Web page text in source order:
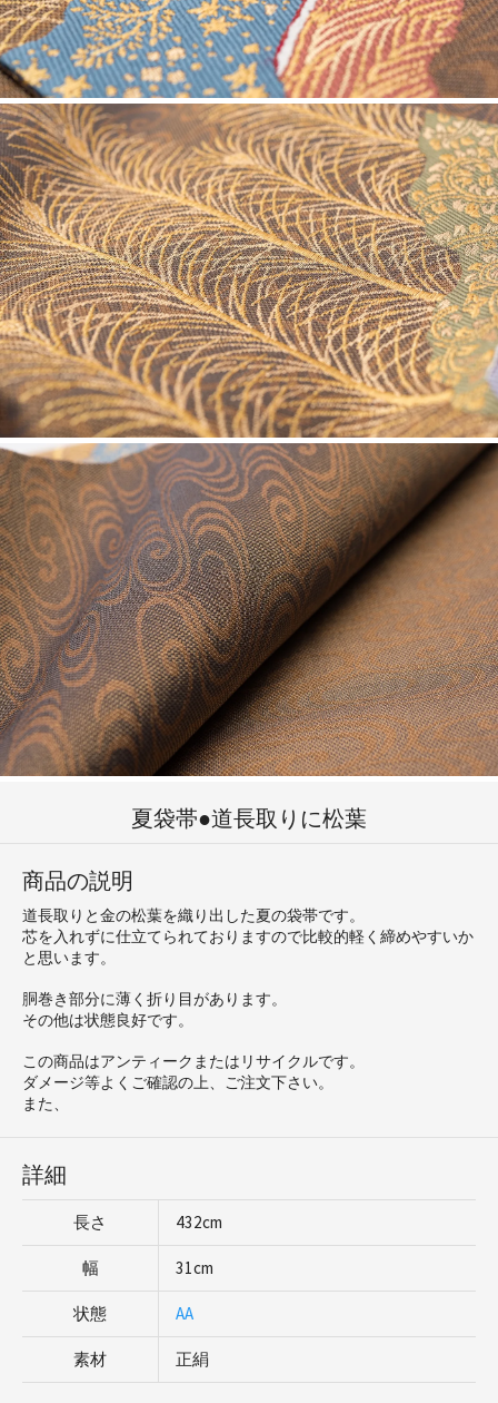
夏袋帯●道長取りに松葉
商品の説明
道長取りと金の松葉を織り出した夏の袋帯です。
芯を入れずに仕立てられておりますので比較的軽く締めやすいか
と思います。
胴巻き部分に薄く折り目があります。
その他は状態良好です。
この商品はアンティークまたはリサイクルです。
ダメージ等よくご確認の上、ご注文下さい。
また、
詳細
長さ 432cm
幅 31cm
状態 AA
素材 正絹